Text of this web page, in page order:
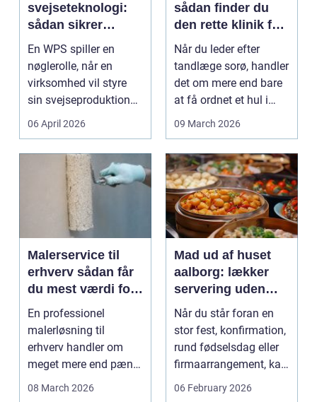
svejseteknologi:
sådan sikrer
virksomheder
kvalitet og
sporbarhed
En WPS spiller en
nøglerolle, når en
virksomhed vil styre
sin svejseproduktion
sikkert, ensartet og ...
06 April 2026
sådan finder du
den rette klinik for
dig
Når du leder efter
tandlæge sorø, handler
det om mere end bare
at få ordnet et hul i
tanden. For man...
09 March 2026
Malerservice til
erhverv sådan får
du mest værdi for
pengene
En professionel
malerløsning til
erhverv handler om
meget mere end pæne
vægge. Malerarbejde
08 March 2026
Mad ud af huset
aalborg: lækker
servering uden
stress
Når du står foran en
stor fest, konfirmation,
rund fødselsdag eller
firmaarrangement, kan
planlægnin...
06 February 2026